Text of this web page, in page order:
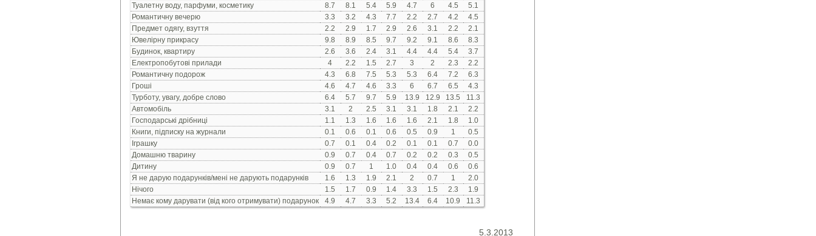
Туалетну воду, парфуми, косметику
8.7 8.1 5.4 5.9 4.7 6 4.5
5.1
Романтичну вечерю
3.3 3.2 4.3 7.7 2.2 2.7 4.2
4.5
Предмет одягу, взуття
2.2 2.9 1.7 2.9 2.6 3.1 2.2
2.1
Ювелiрну прикрасу
9.8 8.9 8.5 9.7 9.2 9.1 8.6
8.3
Будинок, квартиру
2.6 3.6 2.4 3.1 4.4 4.4 5.4
3.7
Електропобутовi прилади
4 2.2 1.5 2.7 3 2 2.3
2.2
Романтичну подорож
4.3 6.8 7.5 5.3 5.3 6.4 7.2
6.3
Грошi
4.6 4.7 4.6 3.3 6 6.7 6.5
4.3
Турботу, увагу, добре слово
6.4 5.7 9.7 5.9 13.9 12.9 13.5
11.3
Автомобiль
3.1 2 2.5 3.1 3.1 1.8 2.1
2.2
Господарськi дрiбницi
1.1 1.3 1.6 1.6 1.6 2.1 1.8
1.0
Книги, пiдписку на журнали
0.1 0.6 0.1 0.6 0.5 0.9 1
0.5
Iграшку
0.7 0.1 0.4 0.2 0.1 0.1 0.7
0.0
Домашню тварину
0.9 0.7 0.4 0.7 0.2 0.2 0.3
0.5
Дитину
0.9 0.7 1 1.0 0.4 0.4 0.6
0.6
Я не дарую подарункiв/мені не дарують подарунків
1.6 1.3 1.9 2.1 2 0.7 1
2.0
Нiчого
1.5 1.7 0.9 1.4 3.3 1.5 2.3
1.9
Немає кому дарувати (від кого отримувати) подарунок
4.9 4.7 3.3 5.2 13.4 6.4 10.9 11.3
5.3.2013